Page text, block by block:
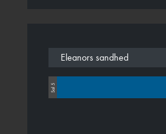
Eleanors sandhed
Sal 5